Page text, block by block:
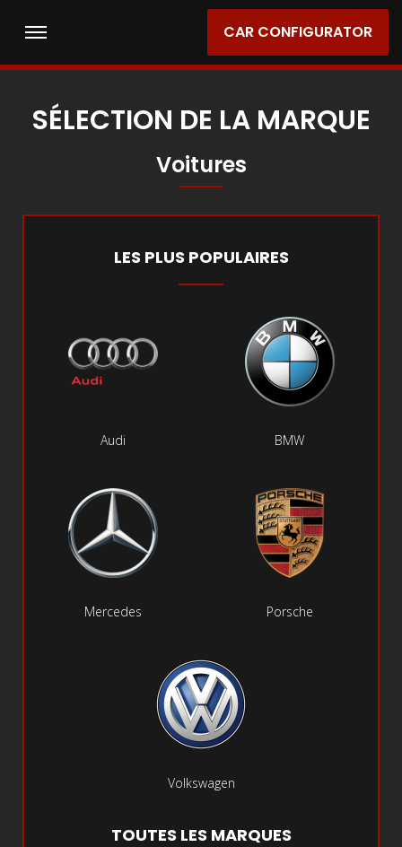
CAR CONFIGURATOR
SÉLECTION DE LA MARQUE
Voitures
LES PLUS POPULAIRES
Audi BMW
Mercedes Porsche
Volkswagen
TOUTES LES MARQUES